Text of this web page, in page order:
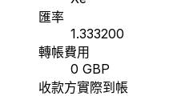
匯率
1.333200
轉帳費用
0 GBP
收款方實際到帳